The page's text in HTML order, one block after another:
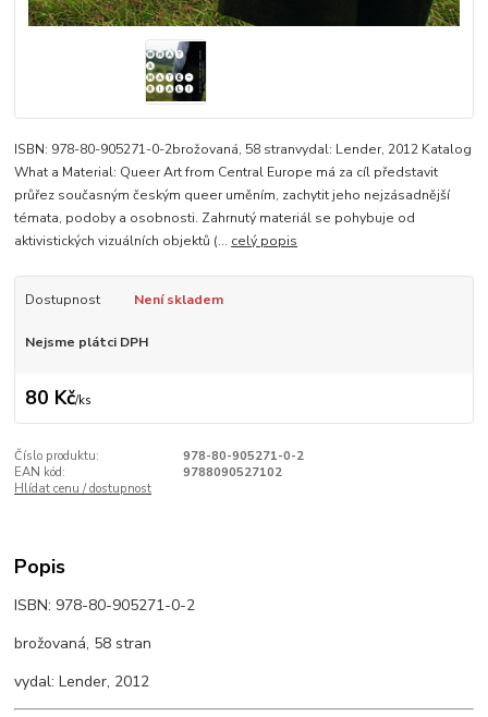
ISBN: 978-80-905271-0-2brožovaná, 58 stranvydal: Lender, 2012 Katalog
What a Material: Queer Art from Central Europe má za cíl představit
průřez současným českým queer uměním, zachytit jeho nejzásadnější
témata, podoby a osobnosti. Zahrnutý materiál se pohybuje od
aktivistických vizuálních objektů (... celý popis
Dostupnost Není skladem
Nejsme plátci DPH
80 Kč/ks
Číslo produktu:
978-80-905271-0-2
EAN kód:
9788090527102
Hlídat cenu / dostupnost
Popis
ISBN: 978-80-905271-0-2
brožovaná, 58 stran
vydal: Lender, 2012